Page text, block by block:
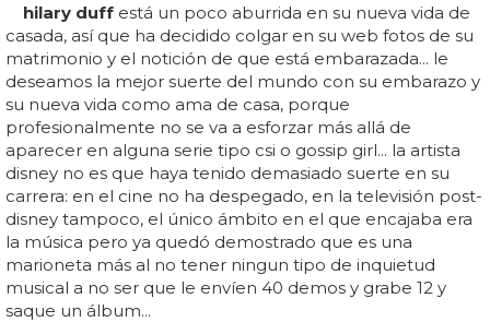
hilary duff está un poco aburrida en su nueva vida de
casada, así que ha decidido colgar en su web fotos de su
matrimonio y el notición de que está embarazada... le
deseamos la mejor suerte del mundo con su embarazo y
su nueva vida como ama de casa, porque
profesionalmente no se va a esforzar más allá de
aparecer en alguna serie tipo csi o gossip girl... la artista
disney no es que haya tenido demasiado suerte en su
carrera: en el cine no ha despegado, en la televisión post-
disney tampoco, el único ámbito en el que encajaba era
la música pero ya quedó demostrado que es una
marioneta más al no tener ningun tipo de inquietud
musical a no ser que le envíen 40 demos y grabe 12 y
saque un álbum...